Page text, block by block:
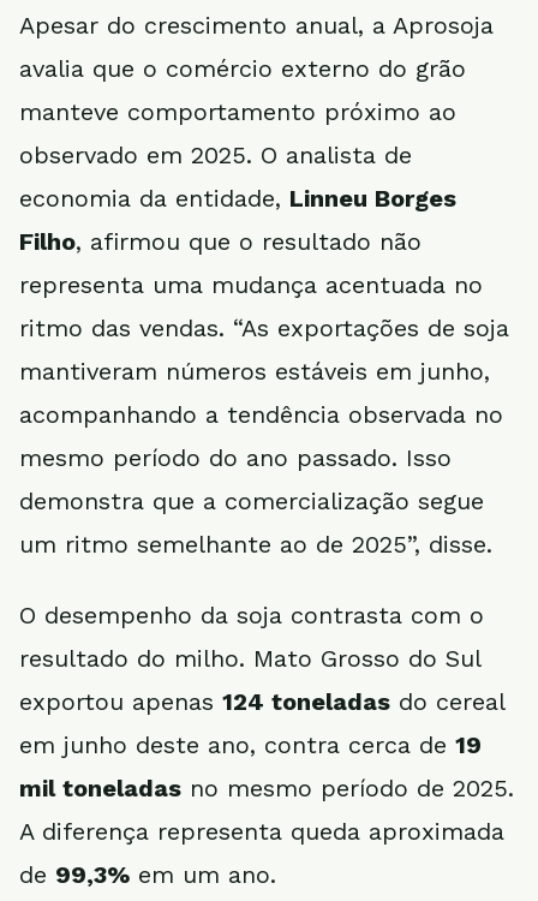
Apesar do crescimento anual, a Aprosoja
avalia que o comércio externo do grão
manteve comportamento próximo ao
observado em 2025. O analista de
economia da entidade, Linneu Borges
Filho, afirmou que o resultado não
representa uma mudança acentuada no
ritmo das vendas. “As exportações de soja
mantiveram números estáveis em junho,
acompanhando a tendência observada no
mesmo período do ano passado. Isso
demonstra que a comercialização segue
um ritmo semelhante ao de 2025”, disse.
O desempenho da soja contrasta com o
resultado do milho. Mato Grosso do Sul
exportou apenas 124 toneladas do cereal
em junho deste ano, contra cerca de 19
mil toneladas no mesmo período de 2025.
A diferença representa queda aproximada
de 99,3% em um ano.